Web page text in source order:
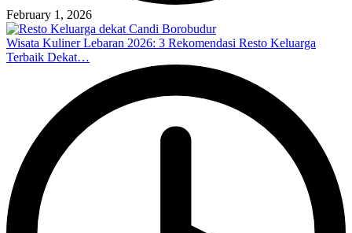
February 1, 2026
Wisata Kuliner Lebaran 2026: 3 Rekomendasi Resto Keluarga
Terbaik Dekat…